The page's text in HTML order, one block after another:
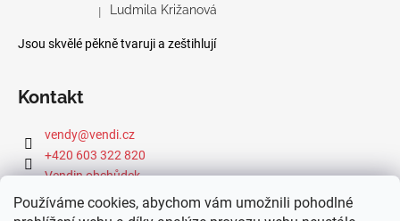
Používáme cookies, abychom vám umožnili pohodlné
Hodnocení produktu je 5 z 5 hvězdiček.
| Ludmila Križanová
Jsou skvělé pěkně tvaruji a zeštihlují
Kontakt
vendy@vendi.cz
+420 603 322 820
Vendin obchůdek